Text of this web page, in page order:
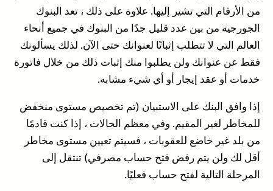
من الأرقام التي تشير إليها. علاوة على ذلك ، تعد البنوك
الجورجية من بين عدد قليل جدًا من البنوك في جميع أنحاء
العالم التي لا تتطلب إثباتًا لعنوانك حتى الآن. لذلك يسألونك
فقط عن عنوانك ولن يطلبوا منك إثبات ذلك من خلال فاتورة
خدمات أو عقد إيجار أو أي شيء مشابه.
إذا وافق البنك على الاستبيان (تم تخصيص مستوى منخفض
للمخاطر لغير المقيم. وفي معظم الحالات ، إذا كنت قادمًا
من بلد غير خاضع للعقوبات ، فسيتم تعيين مستوى مخاطر
أقل لك ولن يتم رفض فتح حساب مصرفي) تنتقل إلى
المرحلة التالية لفتح حساب فعليًا.